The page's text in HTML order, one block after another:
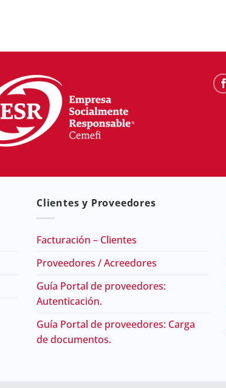
Clientes y Proveedores
Facturación – Clientes
Proveedores / Acreedores
Guía Portal de proveedores:
Autenticación.
Guía Portal de proveedores: Carga
de documentos.